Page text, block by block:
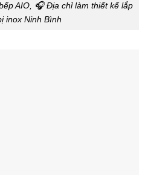
AIO, 🎧 Địa chỉ làm thiết kế lắp
inox Ninh Bình